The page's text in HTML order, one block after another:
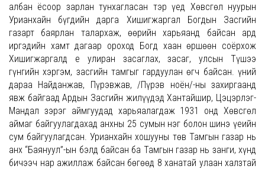
албан ёсоор зарлан тунхагласан тэр үед Хөвсгөл нуурын
Урианхайн бүгдийн дарга Хишигжаргал Богдын Засгийн
газарт баярлан талархаж, өөрийн харьяанд байсан ард
иргэдийн хамт дагаар ороход Богд хаан өршөөн соёрхож
Хишигжаргалд Үе улиран засаглах, засаг, улсын Түшээ
гүнгийн хэргэм, засгийн тамгыг гардуулан өгч байсан. Үүний
дараа Найданжав, Пүрэвжав, /Пүрэв ноён/-ны захиргаанд
явж байгаад Ардын Засгийн жилүүдэд Хантайшир, Цэцэрлэг-
Мандал зэрэг аймгуудад харьяалагдаж 1931 онд Хөвсгөл
аймаг байгуулагдахад анхны 25 сумын нэг болон шинэ үеийн
сум байгуулагдсан. Урианхайн хошууны төв Тамгын газар нь
анх “Баянуул”-ын бэлд байсан ба Тамгын газар нь занги, хүнд
бичээч нар ажиллаж байсан бөгөөд 8 ханатай улаан халзтай